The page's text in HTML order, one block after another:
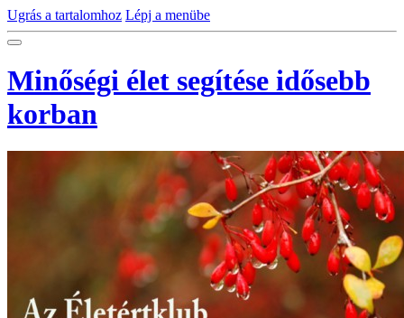
Ugrás a tartalomhoz Lépj a menübe
Minőségi élet segítése idősebb
korban